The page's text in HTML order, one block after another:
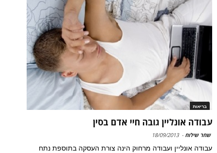
בריאות
עבודה אונליין גובה חיי אדם בסין
שחר שילוח -
18/09/2013
עבודה אונליין ועבודה מרחוק הינה צורת העסקה בתוספת נתח